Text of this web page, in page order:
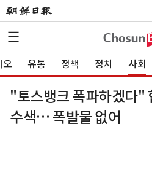
오 유통 정책 정치 사회
"토스뱅크 폭파하겠다"
수색… 폭발물 없어